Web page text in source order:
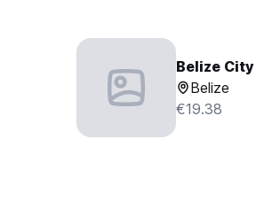
Belize City
Belize
€19.38